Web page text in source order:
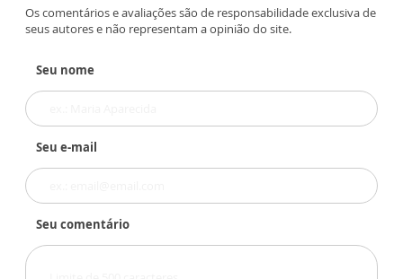
Os comentários e avaliações são de responsabilidade exclusiva de
seus autores e não representam a opinião do site.
Seu nome
Seu e-mail
Seu comentário